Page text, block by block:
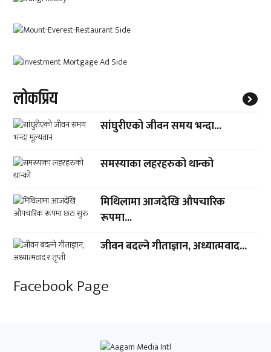
लाेकप्रिय
सांघुरीएको जीवन समय भन्दा...
समस्याका लहरहरुको थान्को
मिथिलामा आजदेखि औपचारिक
रूपमा...
जीवन बदल्ने गीताज्ञान, अध्यात्मवाद...
Facebook Page